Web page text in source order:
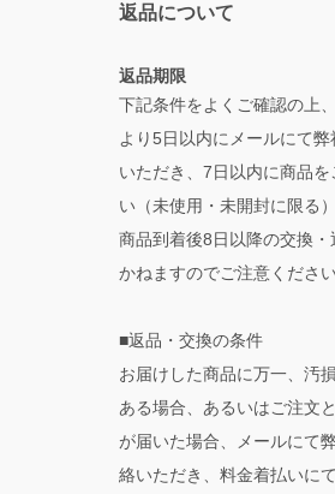
返品について
返品期限
下記条件をよくご確認の上
より5日以内にメールにて
いただき、7日以内に商品を
い（未使用・未開封に限る）
商品到着後8日以降の交換・
かねますのでご注意ください
■返品・交換の条件
お届けした商品に万一、汚
ある場合、あるいはご注文
が届いた場合、メールにて
絡いただき、料金着払いに